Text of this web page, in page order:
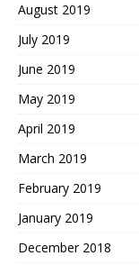
August 2019
July 2019
June 2019
May 2019
April 2019
March 2019
February 2019
January 2019
December 2018